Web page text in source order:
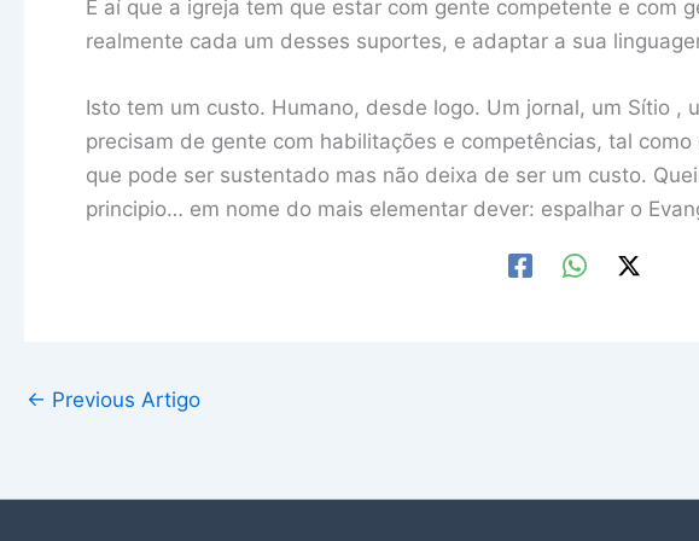
É aí que a igreja tem que estar com gente competente e com
realmente cada um desses suportes, e adaptar a sua
Isto tem um custo. Humano, desde logo. Um jornal, um Sítio ,
precisam de gente com habilitações e competências, tal
que pode ser sustentado mas não deixa de ser um custo.
principio… em nome do mais elementar dever: espalhar o
← Previous Artigo